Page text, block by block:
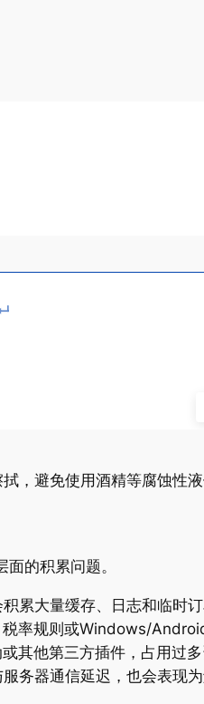
，避免使用酒精等腐蚀
的积累问题。
累大量缓存、日志和临时订
率规则或Windows/
其他第三方插件，占用过多
务器通信延迟，也会表现为